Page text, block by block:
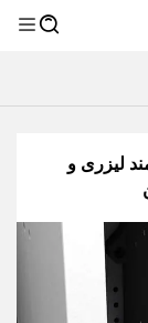
لیزری و